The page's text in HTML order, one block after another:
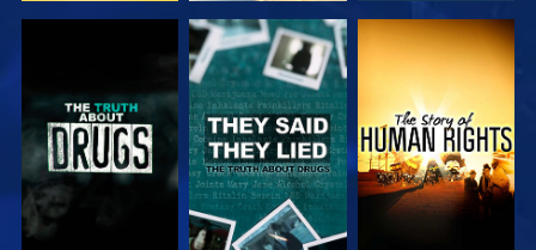
СМОТРЕТЬ СМОТРЕТЬ